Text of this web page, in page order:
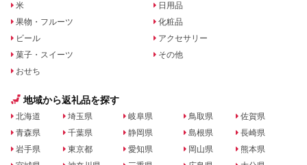
米
果物・フルーツ
ビール
菓子・スイーツ
おせち
日用品
化粧品
アクセサリー
その他
地域から返礼品を探す
北海道
青森県
岩手県
埼玉県
千葉県
東京都
岐阜県
静岡県
愛知県
鳥取県
島根県
岡山県
佐賀県
長崎県
熊本県